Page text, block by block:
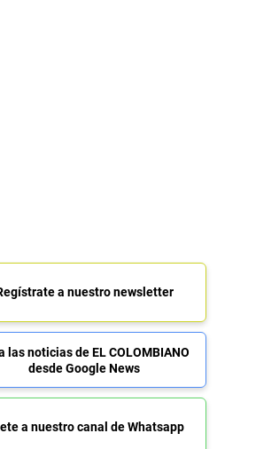
a nuestro newsletter
las noticias de EL COLOMBIANO
desde Google News
a nuestro canal de Whatsapp